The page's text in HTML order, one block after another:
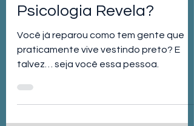
Usa Preto? O Que a
Psicologia Revela?
Você já reparou como tem gente que
praticamente vive vestindo preto? E
talvez… seja você essa pessoa.